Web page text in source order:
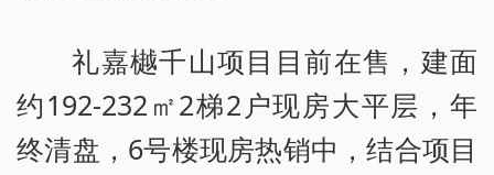
礼嘉樾千山项目目前在售，建面
约192-232㎡2梯2户现房大平层，年
终清盘，6号楼现房热销中，结合项目